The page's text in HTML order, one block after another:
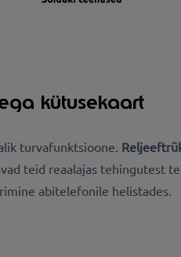
kütusekaart
turvafunktsioone.
teid reaalajas tehingutest
abitelefonile helistades.